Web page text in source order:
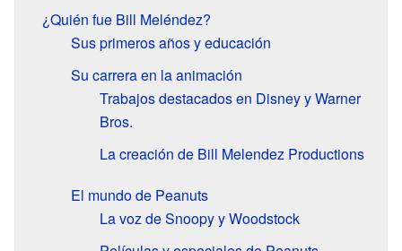
¿Quién fue Bill Meléndez?
Sus primeros años y educación
Su carrera en la animación
Trabajos destacados en Disney y Warner
Bros.
La creación de Bill Melendez Productions
El mundo de Peanuts
La voz de Snoopy y Woodstock